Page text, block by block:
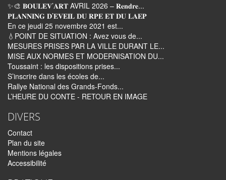
✨🎨 𝐁𝐎𝐔𝐋𝐄𝐕’𝐀𝐑𝐓 AVRIL 2026 – 𝐑𝐞𝐧𝐝𝐫𝐞...
𝐏𝐋𝐀𝐍𝐍𝐈𝐍𝐆 𝐃’𝐄𝐕𝐄𝐈𝐋 𝐃𝐔 𝐑𝐏𝐄 𝐄𝐓 𝐃𝐔 𝐋𝐀𝐄𝐏
En ce jeudi 25 novembre 2021 est...
💧POINT DE SITUATION : Avez vous de...
MESURES PRISES PAR LA VILLE DURANT LE...
MISE AUX NORMES ET MODERNISATION DU...
Toussaint : les dispositions prises...
S’inscrire dans les écoles de...
Rallye National des Grands-Fonds...
L’HEURE DU CONTE - RETOUR EN IMAGE
DIVERS
Contact
Plan du site
Mentions légales
Accessibilité